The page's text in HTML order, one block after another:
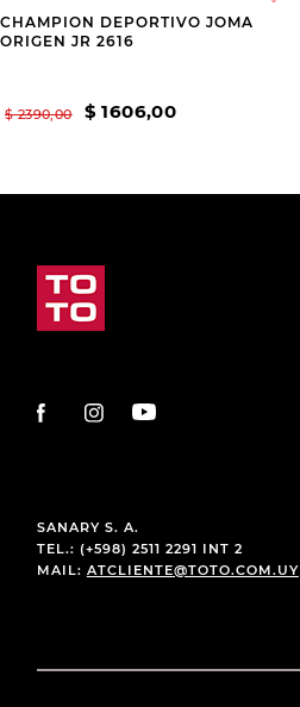
CHAMPION DEPORTIVO JOMA
ORIGEN JR 2616
$ 2390,00 $ 1606,00
SANARY S. A.
TEL.: (+598) 2511 2291 INT 2
MAIL: ATCLIENTE@TOTO.COM.UY